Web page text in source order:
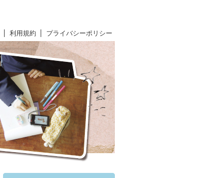
利用規約 プライバシーポリシー